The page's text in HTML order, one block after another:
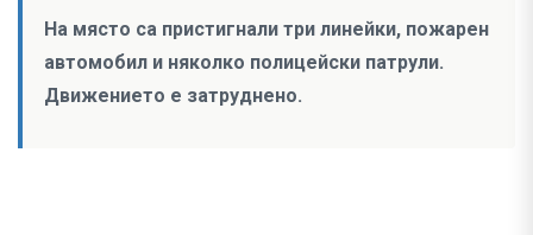
На място са пристигнали три линейки, пожарен
автомобил и няколко полицейски патрули.
Движението е затруднено.